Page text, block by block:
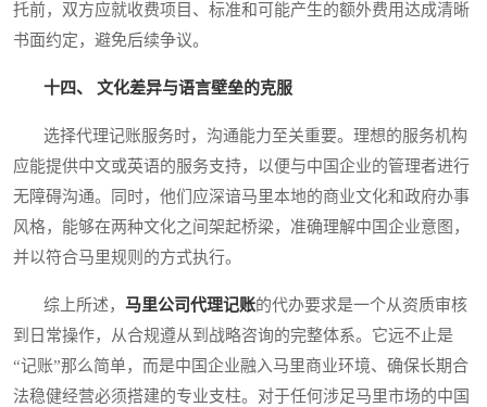
托前，双方应就收费项目、标准和可能产生的额外费用达成清晰
书面约定，避免后续争议。
十四、 文化差异与语言壁垒的克服
选择代理记账服务时，沟通能力至关重要。理想的服务机构
应能提供中文或英语的服务支持，以便与中国企业的管理者进行
无障碍沟通。同时，他们应深谙马里本地的商业文化和政府办事
风格，能够在两种文化之间架起桥梁，准确理解中国企业意图，
并以符合马里规则的方式执行。
综上所述， 马里公司代理记账的代办要求是一个从资质审核
到日常操作，从合规遵从到战略咨询的完整体系。它远不止是
“记账”那么简单，而是中国企业融入马里商业环境、确保长期合
法稳健经营必须搭建的专业支柱。对于任何涉足马里市场的中国